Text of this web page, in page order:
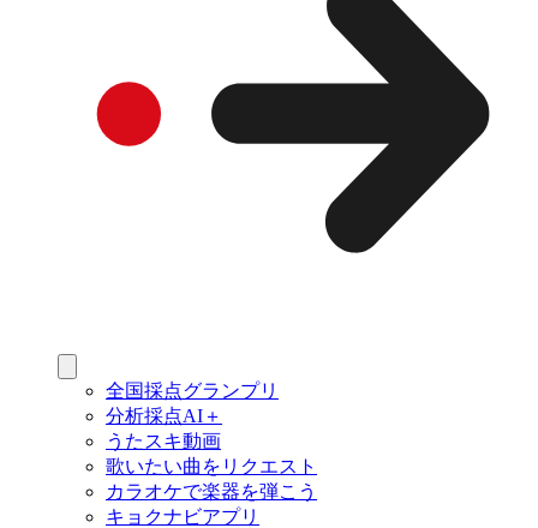
全国採点グランプリ
分析採点AI＋
うたスキ動画
歌いたい曲をリクエスト
カラオケで楽器を弾こう
キョクナビアプリ